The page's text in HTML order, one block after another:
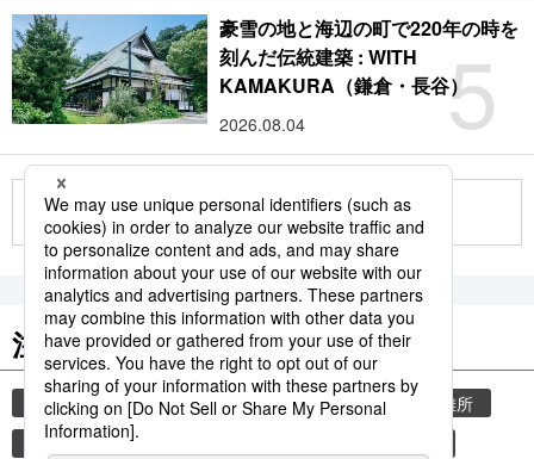
5
豪雪の地と海辺の町で220年の時を
刻んだ伝統建築 : WITH
KAMAKURA（鎌倉・長谷）
2026.08.04
もっと見る
注目のキーワード
共同通信ニュース 気象・災害 災害
避難所
自然災害